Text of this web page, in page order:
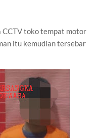
toko tempat motor
itu kemudian tersebar